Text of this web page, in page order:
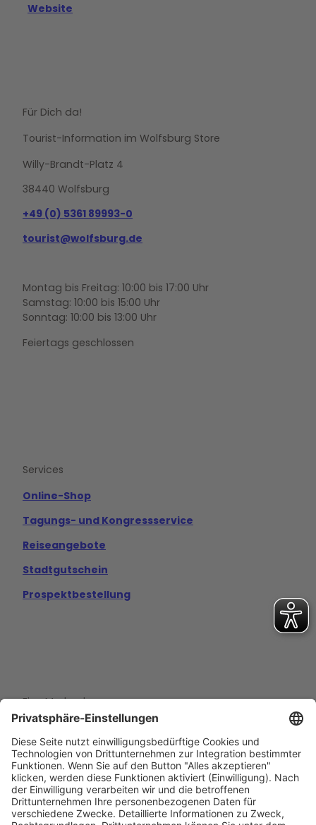
Website
Für Dich da!
Tourist-Information im Wolfsburg Store
Willy-Brandt-Platz 4
38440 Wolfsburg
+49 (0) 5361 89993-0
tourist@wolfsburg.de
Montag bis Freitag: 10:00 bis 17:00 Uhr
Samstag: 10:00 bis 15:00 Uhr
Sonntag: 10:00 bis 13:00 Uhr
Feiertags geschlossen
o e
m
Services
Online-Shop
Tagungs- und Kongressservice
Reiseangebote
Stadtgutschein
Prospektbestellung
Eine Marke der
Wolfsburg Wirtschaft und Marketing GmbH
Porschestraße 26
38440 Wolfsburg